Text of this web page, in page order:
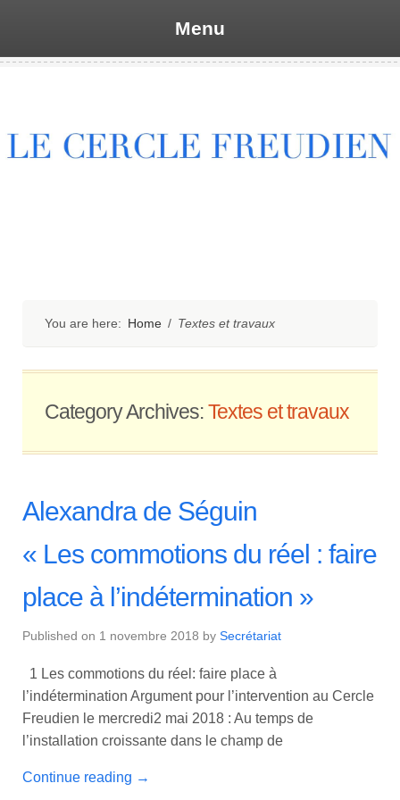
Menu
You are here: Home / Textes et travaux
Category Archives:Textes et travaux
Alexandra de Séguin
« Les commotions du réel : faire
place à l’indétermination »
Published on 1 novembre 2018 by Secrétariat
1 Les commotions du réel: faire place à
l’indétermination Argument pour l’intervention au Cercle
Freudien le mercredi2 mai 2018 : Au temps de
l’installation croissante dans le champ de
Continue reading →